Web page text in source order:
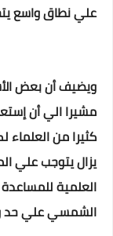
علي نطاق واسع
ويضيف أن بعض
مشيرا الي أن
كثيرا من العلماء
يزال يتوجب علي
العلمية
الشمسي علي حد